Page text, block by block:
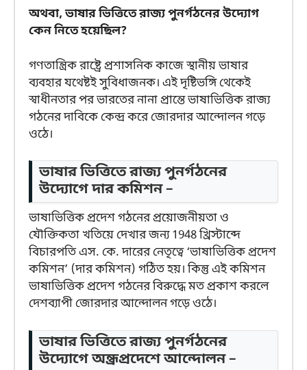
অথবা, ভাষার ভিত্তিতে রাজ্য পুনর্গঠনের উদ্যোগ
কেন নিতে হয়েছিল?
গণতান্ত্রিক রাষ্ট্রে প্রশাসনিক কাজে স্থানীয় ভাষার
ব্যবহার যথেষ্টই সুবিধাজনক। এই দৃষ্টিভঙ্গি থেকেই
স্বাধীনতার পর ভারতের নানা প্রান্তে ভাষাভিত্তিক রাজ্য
গঠনের দাবিকে কেন্দ্র করে জোরদার আন্দোলন গড়ে
ওঠে।
ভাষার ভিত্তিতে রাজ্য পুনর্গঠনের
উদ্যোগে দার কমিশন –
ভাষাভিত্তিক প্রদেশ গঠনের প্রয়োজনীয়তা ও
যৌক্তিকতা খতিয়ে দেখার জন্য 1948 খ্রিস্টাব্দে
বিচারপতি এস. কে. দারের নেতৃত্বে ‘ভাষাভিত্তিক প্রদেশ
কমিশন’ (দার কমিশন) গঠিত হয়। কিন্তু এই কমিশন
ভাষাভিত্তিক প্রদেশ গঠনের বিরুদ্ধে মত প্রকাশ করলে
দেশব্যাপী জোরদার আন্দোলন গড়ে ওঠে।
ভাষার ভিত্তিতে রাজ্য পুনর্গঠনের
উদ্যোগে অন্ধ্রপ্রদেশে আন্দোলন –